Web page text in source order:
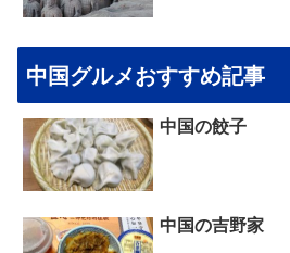
中国グルメおすすめ記事
中国の餃子
中国の吉野家